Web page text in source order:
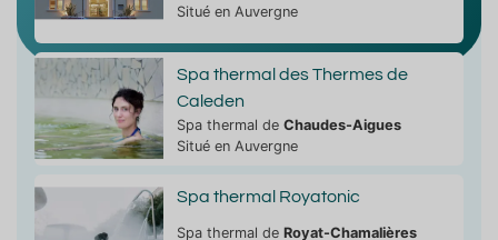
Situé en Auvergne
Spa thermal des Thermes de
Caleden
Spa thermal de Chaudes-Aigues
Situé en Auvergne
Spa thermal Royatonic
Spa thermal de Royat-Chamalières